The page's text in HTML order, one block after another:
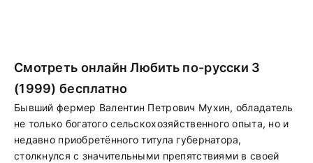
Смотреть онлайн Любить по-русски 3
(1999) бесплатно
Бывший фермер Валентин Петрович Мухин, обладатель
не только богатого сельскохозяйственного опыта, но и
недавно приобретённого титула губернатора,
столкнулся с значительными препятствиями в своей